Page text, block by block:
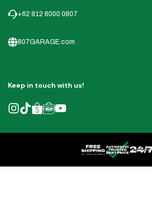
+62 812 6000 0807
807GARAGE.com
Keep in touch with us!